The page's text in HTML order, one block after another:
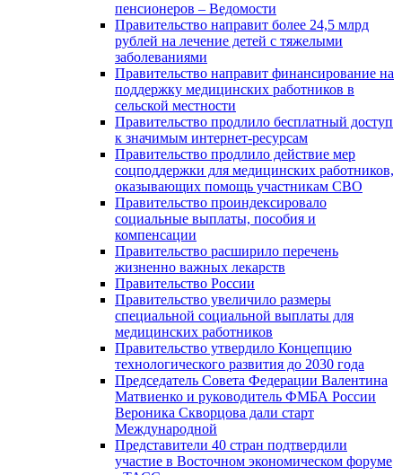
пенсионеров – Ведомости
Правительство направит более 24,5 млрд
рублей на лечение детей с тяжелыми
заболеваниями
Правительство направит финансирование на
поддержку медицинских работников в
сельской местности
Правительство продлило бесплатный доступ
к значимым интернет-ресурсам
Правительство продлило действие мер
соцподдержки для медицинских работников,
оказывающих помощь участникам СВО
Правительство проиндексировало
социальные выплаты, пособия и
компенсации
Правительство расширило перечень
жизненно важных лекарств
Правительство России
Правительство увеличило размеры
специальной социальной выплаты для
медицинских работников
Правительство утвердило Концепцию
технологического развития до 2030 года
Председатель Совета Федерации Валентина
Матвиенко и руководитель ФМБА России
Вероника Скворцова дали старт
Международной
Представители 40 стран подтвердили
участие в Восточном экономическом форуме